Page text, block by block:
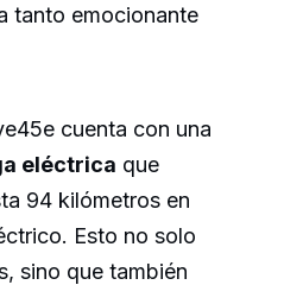
tanto emocionante
cuenta con una
eléctrica que
94 kilómetros en
Esto no solo
sino que también